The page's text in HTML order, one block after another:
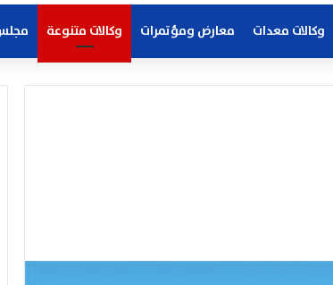
وكالات معدات معارض ومؤتمرات وكالات متنوعة